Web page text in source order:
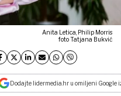
Anita Letica, Philip Morris
foto Tatjana Bukvić
Dodajte lidermedia.hr u omiljeni Google